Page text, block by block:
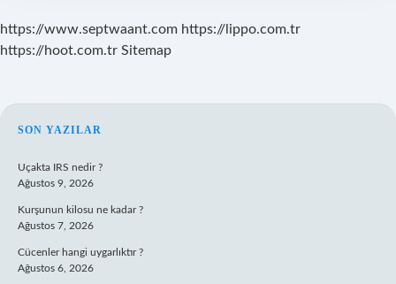
https://www.septwaant.com https://lippo.com.tr
https://hoot.com.tr Sitemap
SIDEBAR
SON YAZILAR
Uçakta IRS nedir ?
Ağustos 9, 2026
Kurşunun kilosu ne kadar ?
Ağustos 7, 2026
Cücenler hangi uygarlıktır ?
Ağustos 6, 2026